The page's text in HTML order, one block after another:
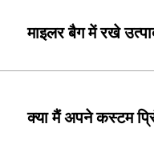
माइलर बैग में रखे
क्या मैं अपने कस्टम